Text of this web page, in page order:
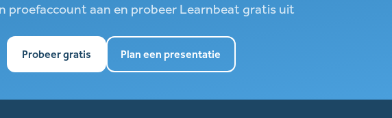
proefaccount aan en probeer Learnbeat gratis uit
Probeer gratis Plan een presentatie